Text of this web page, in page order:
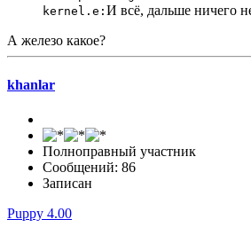
kernel.е: И всё, дальше ничего
А железо какое?
khanlar
Полноправный участник
Сообщений: 86
Записан
Puppy 4.00